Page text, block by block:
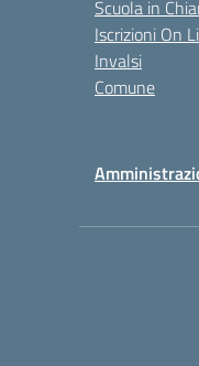
Scuola in
Iscrizioni On
Invalsi
Comune